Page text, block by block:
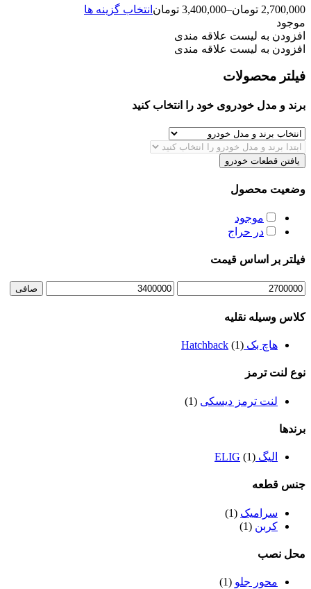
2,700,000 تومان–
3,400,000 تومان انتخاب گزینه ها
موجود
افزودن به لیست علاقه مندی
افزودن به لیست علاقه مندی
فیلتر محصولات
برند و مدل خودروی خود را انتخاب کنید
یافتن قطعات خودرو
وضعیت محصول
موجود
در حراج
فیلتر بر اساس قیمت
حداقل
حداكثر
صافی
کلاس وسیله نقلیه
هاچ بک Hatchback (1)
نوع لنت ترمز
لنت ترمز دیسکی (1)
برندها
الیگ ELIG (1)
جنس قطعه
سرامیک (1)
کربن (1)
محل نصب
محور جلو (1)